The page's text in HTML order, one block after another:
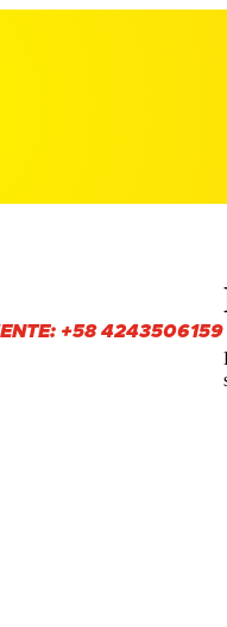
+58 4243506159